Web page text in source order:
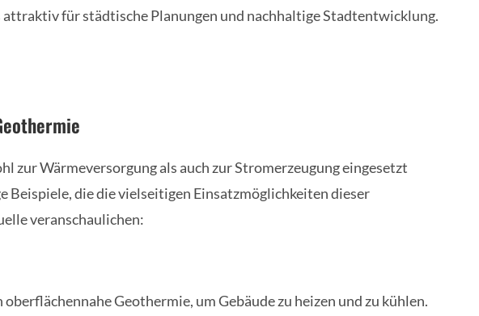
für städtische Planungen und nachhaltige Stadtentwicklung.
zur Wärmeversorgung als auch zur Stromerzeugung eingesetzt
Beispiele, die die vielseitigen Einsatzmöglichkeiten dieser
veranschaulichen:
Geothermie, um Gebäude zu heizen und zu kühlen.